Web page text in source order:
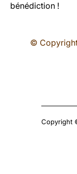
bénédiction !
© Copyright
Copyright